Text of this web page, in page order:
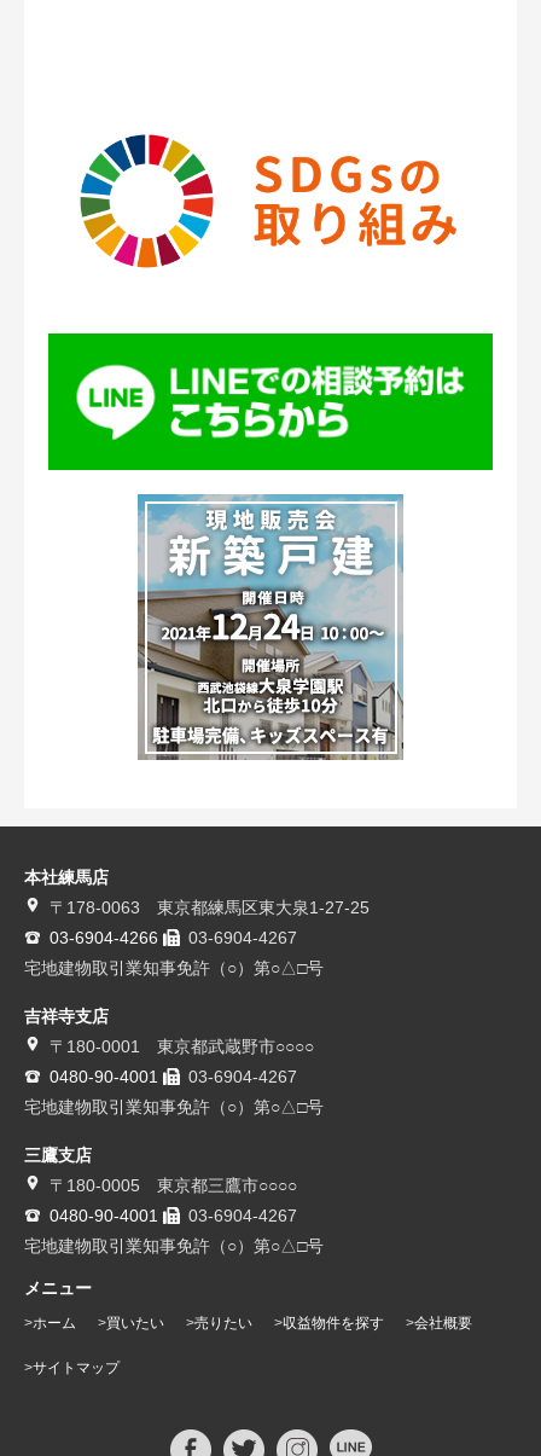
本社練馬店
〒178-0063 東京都練馬区東大泉1-27-25
03-6904-4266
03-6904-4267
宅地建物取引業知事免許（○）第○△□号
吉祥寺支店
〒180-0001 東京都武蔵野市○○○○
0480-90-4001
03-6904-4267
宅地建物取引業知事免許（○）第○△□号
三鷹支店
〒180-0005 東京都三鷹市○○○○
0480-90-4001
03-6904-4267
宅地建物取引業知事免許（○）第○△□号
メニュー
ホーム 買いたい 売りたい 収益物件を探す 会社概要
サイトマップ